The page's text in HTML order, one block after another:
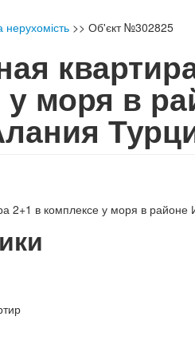
>> Об'єкт №302825
у моря в